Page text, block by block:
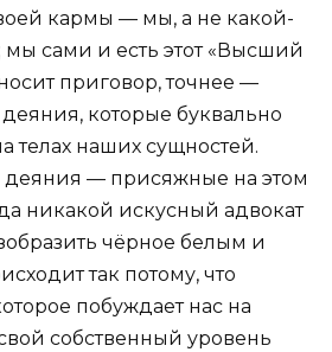
кармы — мы, а не какой-
сами и есть этот «Высший
приговор, точнее —
которые буквально
телах на­ших сущностей.
деяния — присяж­ные на этом
никакой искусный адвокат
чёрное белым и
так потому, что
побуждает нас на
собственный уровень